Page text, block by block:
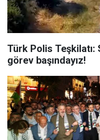
Türk Polis
görev başındayız!